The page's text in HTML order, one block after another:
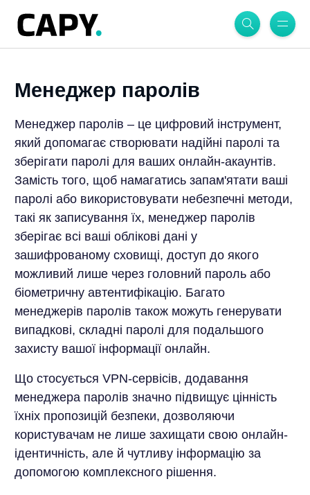
Менеджер паролів
Менеджер паролів – це цифровий інструмент,
який допомагає створювати надійні паролі та
зберігати паролі для ваших онлайн-акаунтів.
Замість того, щоб намагатись запам'ятати ваші
паролі або використовувати небезпечні методи,
такі як записування їх, менеджер паролів
зберігає всі ваші облікові дані у
зашифрованому сховищі, доступ до якого
можливий лише через головний пароль або
біометричну автентифікацію. Багато
менеджерів паролів також можуть генерувати
випадкові, складні паролі для подальшого
захисту вашої інформації онлайн.
Що стосується VPN-сервісів, додавання
менеджера паролів значно підвищує цінність
їхніх пропозицій безпеки, дозволяючи
користувачам не лише захищати свою онлайн-
ідентичність, але й чутливу інформацію за
допомогою комплексного рішення.